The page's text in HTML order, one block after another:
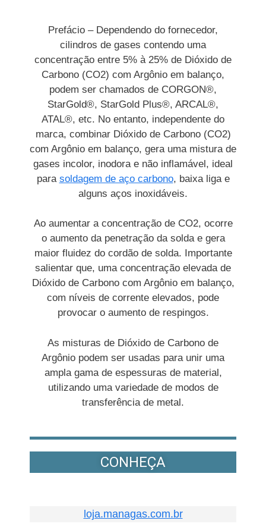
Prefácio – Dependendo do fornecedor,
cilindros de gases contendo uma
concentração entre 5% à 25% de Dióxido de
Carbono (CO2) com Argônio em balanço,
podem ser chamados de CORGON®,
StarGold®, StarGold Plus®, ARCAL®,
ATAL®, etc. No entanto, independente do
marca, combinar Dióxido de Carbono (CO2)
com Argônio em balanço, gera uma mistura de
gases incolor, inodora e não inflamável, ideal
para soldagem de aço carbono, baixa liga e
alguns aços inoxidáveis.
Ao aumentar a concentração de CO2, ocorre
o aumento da penetração da solda e gera
maior fluidez do cordão de solda. Importante
salientar que, uma concentração elevada de
Dióxido de Carbono com Argônio em balanço,
com níveis de corrente elevados, pode
provocar o aumento de respingos.
As misturas de Dióxido de Carbono de
Argônio podem ser usadas para unir uma
ampla gama de espessuras de material,
utilizando uma variedade de modos de
transferência de metal.
CONHEÇA
loja.managas.com.br